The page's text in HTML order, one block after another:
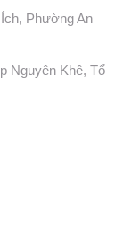
Phường An
Nguyên Khê, Tổ